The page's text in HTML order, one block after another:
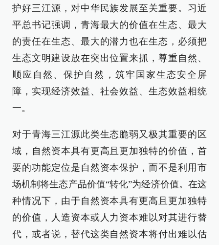
护好三江源，对中华民族发展至关重要。习近
平总书记强调，青海最大的价值在生态、最大
的责任在生态、最大的潜力也在生态，必须把
生态文明建设放在突出位置来抓，尊重自然、
顺应自然、保护自然，筑牢国家生态安全屏
障，实现经济效益、社会效益、生态效益相统
一。
对于青海三江源此类生态脆弱又极其重要的区
域，自然资本具有更高且更加独特的价值，首
要的功能定位是自然资本保护，而不是利用市
场机制将生态产品价值“转化”为经济价值。在这
种情况下，由于自然资本具有更高且更加独特
的价值，人造资本或人力资本难以对其进行替
代，或者说，替代这类自然资本将付出难以估